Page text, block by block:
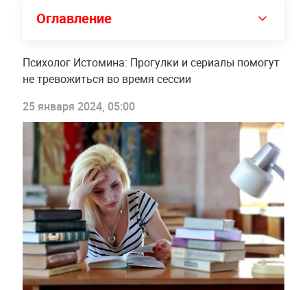
Оглавление
Психолог Истомина: Прогулки и сериалы помогут
не тревожиться во время сессии
25 января 2024, 05:00